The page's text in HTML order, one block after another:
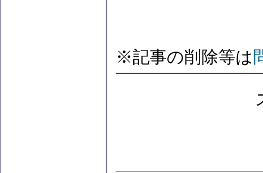
※記事の削除等は